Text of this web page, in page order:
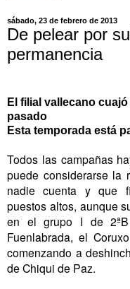
sábado, 23 de febrero de 2013
De pelear por
permanencia
El filial vallecano
pasado
Esta temporada está
Todos las campañas
puede considerarse la
nadie cuenta y que
puestos altos, aunque
en el grupo I de
Fuenlabrada, el
comenzando a
de Chiqui de Paz.